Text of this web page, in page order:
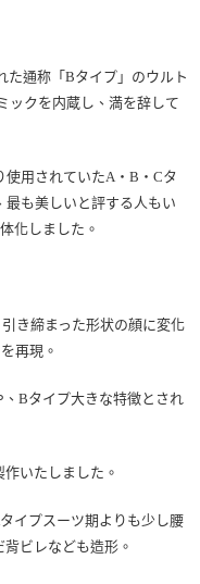
た通称「Bタイプ」のウルト
ックを内蔵し、満を辞して
用されていたA・B・Cタ
も美しいと評する人もい
化しました。
き締まった形状の顔に変化
再現。
Bタイプ大きな特徴とされ
いたしました。
イプスーツ期よりも少し腰
ビレなども造形。